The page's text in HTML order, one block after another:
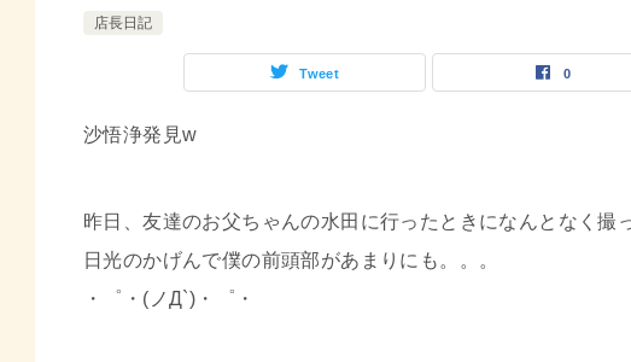
店長日記
Tweet 0
沙悟浄発見w
昨日、友達のお父ちゃんの水田に行ったときになんとなく撮
日光のかげんで僕の前頭部があまりにも。。。
・゜・(ノД`)・゜・